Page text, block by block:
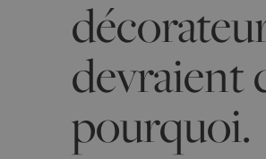
devraient
pourquoi.